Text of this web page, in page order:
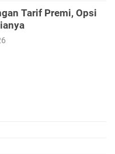
Tarif Premi, Opsi